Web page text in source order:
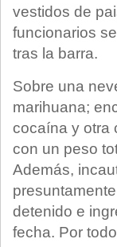
vestidos de
funcionarios
tras la barra.
Sobre una
marihuana;
cocaína y otra
con un peso
Además,
detenido e
fecha. Por